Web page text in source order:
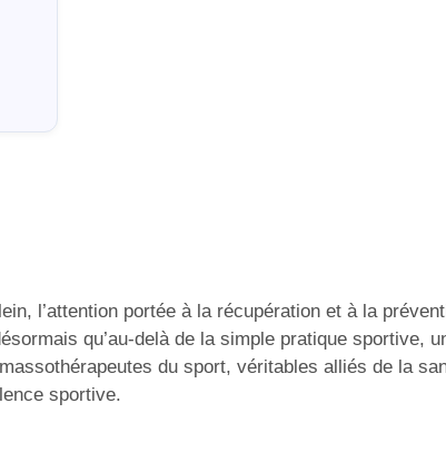
l’attention portée à la récupération et à la
qu’au-delà de la simple pratique
du sport, véritables alliés de la
sportive.